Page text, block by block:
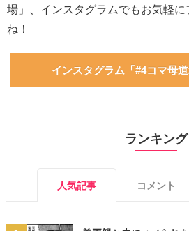
場」、インスタグラムでもお気軽
ね！
インスタグラム「#4コマ母
ランキング
人気記事 コメント